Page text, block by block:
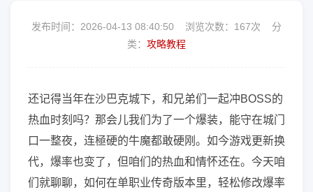
发布时间：2026-04-13 08:40:50 浏览次数： 167次 分
类： 攻略教程
还记得当年在沙巴克城下，和兄弟们一起冲BOSS的
热血时刻吗？那会儿我们为了一个爆装，能守在城门
口一整夜，连極硬的牛魔都敢硬刚。如今游戏更新换
代，爆率也变了，但咱们的热血和情怀还在。今天咱
们就聊聊，如何在单职业传奇版本里，轻松修改爆率